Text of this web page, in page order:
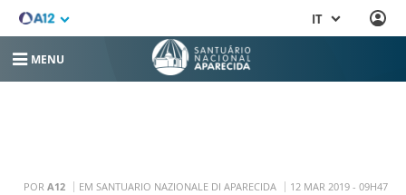
IT
MENU
POR A12 EM SANTUARIO NAZIONALE DI APARECIDA
12 MAR 2019 - 09H47